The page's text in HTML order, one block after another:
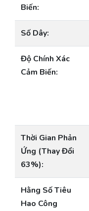
Biến:
Số Dây:
Độ Chính Xác
Cảm Biến:
Thời Gian Phản
Ứng (Thay Đổi
63%):
Hằng Số Tiêu
Hao Công